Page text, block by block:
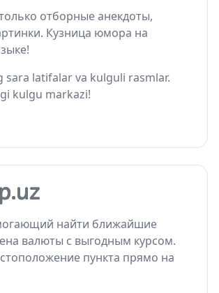
отборные анекдоты,
Кузница юмора на
sara latifalar va kulguli rasmlar.
kulgu markazi!
найти ближайшие
валюты с выгодным курсом.
пункта прямо на